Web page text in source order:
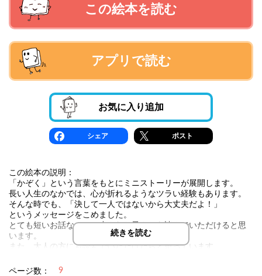
この絵本を読む
アプリで読む
お気に入り追加
シェア ポスト
この絵本の説明：
「かぞく」という言葉をもとにミニストーリーが展開します。
長い人生のなかでは、心が折れるようなツラい経験もあります。
そんな時でも、「決して一人ではないから大丈夫だよ！」
というメッセージをこめました。
とても短いお話なので、小さなお子さんも読んでいただけると思
います。
また、大人の方にも読んでいただけたらと思っています。
続きを読む
ページ数： 9